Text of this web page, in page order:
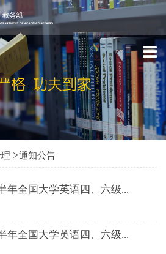
>通知公告
年全国大学英语四、六级...
年全国大学英语四、六级...